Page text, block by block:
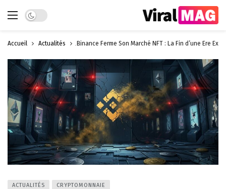
Dark mode
Accueil Actualités Binance Ferme Son Marché NFT : La Fin d’une Ère
ACTUALITÉS CRYPTOMONNAIE